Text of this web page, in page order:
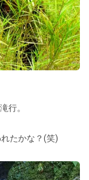
行。
たかな？(笑)